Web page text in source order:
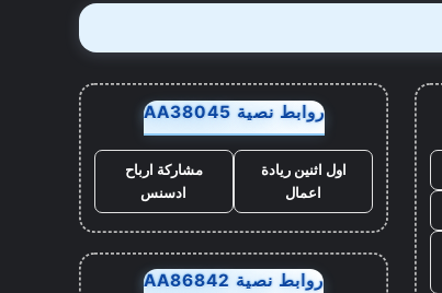
روابط نصية AA38045
اول اثنين ريادة
اعمال
مشاركة ارباح
ادسنس
روابط نصية AA86842